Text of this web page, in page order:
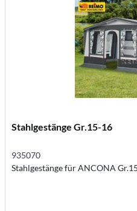
Stahlgestänge Gr.15-16
935070
Stahlgestänge für ANCONA